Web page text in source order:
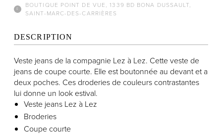
BOUTIQUE POINT DE VUE, 1339 BD BONA DUSSAULT,
SAINT-MARC-DES-CARRIÈRES
DESCRIPTION
Veste jeans de la compagnie Lez à Lez. Cette veste de
jeans de coupe courte. Elle est boutonnée au devant et a
deux poches. Ces droderies de couleurs contrastantes
lui donne un look estival.
Veste jeans Lez à Lez
Broderies
Coupe courte